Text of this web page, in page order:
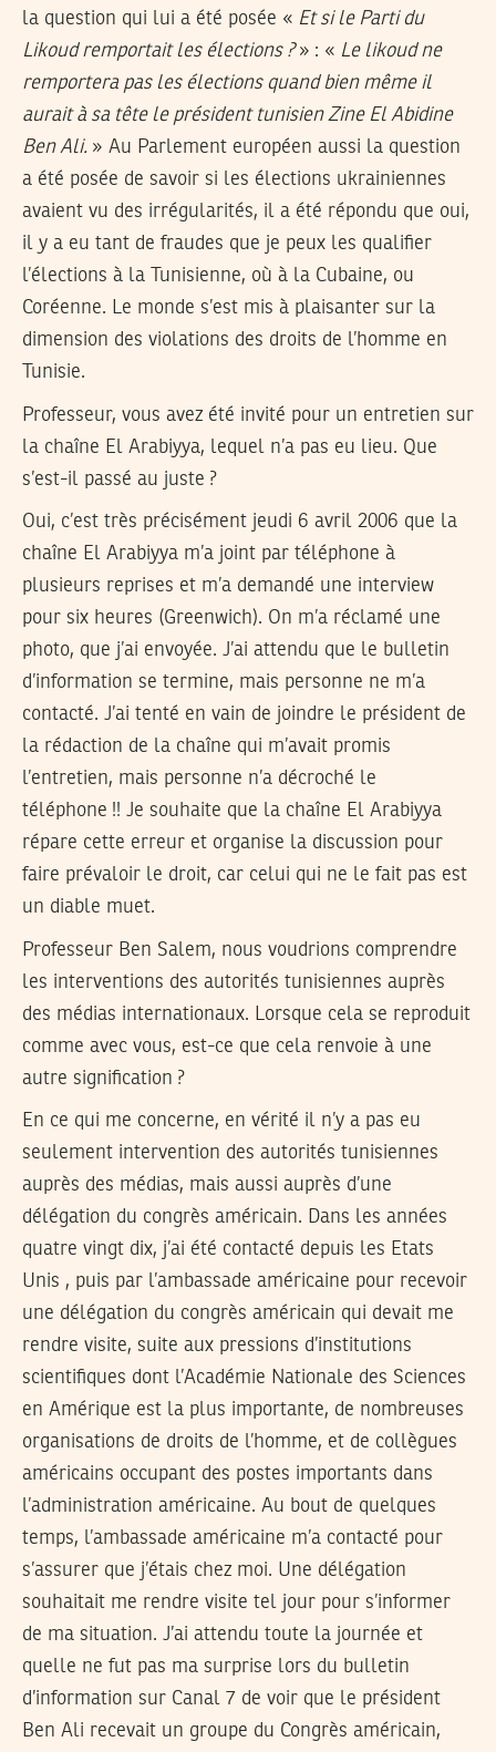
la question qui lui a été posée « Et si le Parti du
Likoud remportait les élections ?» : « Le likoud ne
remportera pas les élections quand bien même il
aurait à sa tête le président tunisien Zine El Abidine
Ben Ali. » Au Parlement européen aussi la question
a été posée de savoir si les élections ukrainiennes
avaient vu des irrégularités, il a été répondu que oui,
il y a eu tant de fraudes que je peux les qualifier
l’élections à la Tunisienne, où à la Cubaine, ou
Coréenne. Le monde s’est mis à plaisanter sur la
dimension des violations des droits de l’homme en
Tunisie.
Professeur, vous avez été invité pour un entretien sur
la chaîne El Arabiyya, lequel n’a pas eu lieu. Que
s’est-il passé au juste ?
Oui, c’est très précisément jeudi 6 avril 2006 que la
chaîne El Arabiyya m’a joint par téléphone à
plusieurs reprises et m’a demandé une interview
pour six heures (Greenwich). On m’a réclamé une
photo, que j’ai envoyée. J’ai attendu que le bulletin
d’information se termine, mais personne ne m’a
contacté. J’ai tenté en vain de joindre le président de
la rédaction de la chaîne qui m’avait promis
l’entretien, mais personne n’a décroché le
téléphone !! Je souhaite que la chaîne El Arabiyya
répare cette erreur et organise la discussion pour
faire prévaloir le droit, car celui qui ne le fait pas est
un diable muet.
Professeur Ben Salem, nous voudrions comprendre
les interventions des autorités tunisiennes auprès
des médias internationaux. Lorsque cela se reproduit
comme avec vous, est-ce que cela renvoie à une
autre signification ?
En ce qui me concerne, en vérité il n’y a pas eu
seulement intervention des autorités tunisiennes
auprès des médias, mais aussi auprès d’une
délégation du congrès américain. Dans les années
quatre vingt dix, j’ai été contacté depuis les Etats
Unis , puis par l’ambassade américaine pour recevoir
une délégation du congrès américain qui devait me
rendre visite, suite aux pressions d’institutions
scientifiques dont l’Académie Nationale des Sciences
en Amérique est la plus importante, de nombreuses
organisations de droits de l’homme, et de collègues
américains occupant des postes importants dans
l’administration américaine. Au bout de quelques
temps, l’ambassade américaine m’a contacté pour
s’assurer que j’étais chez moi. Une délégation
souhaitait me rendre visite tel jour pour s’informer
de ma situation. J’ai attendu toute la journée et
quelle ne fut pas ma surprise lors du bulletin
d’information sur Canal 7 de voir que le président
Ben Ali recevait un groupe du Congrès américain,